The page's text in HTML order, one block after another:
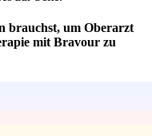
brauchst, um Oberarzt
mit Bravour zu